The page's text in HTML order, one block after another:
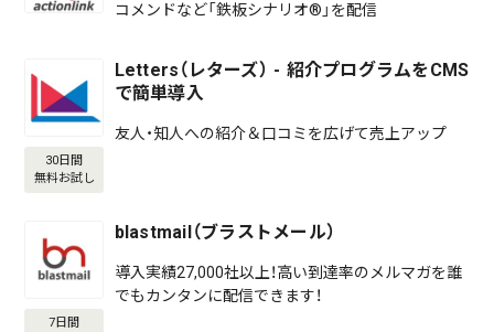
コメンドなど「鉄板シナリオ®」を配信
30日間
無料お試し
Letters（レターズ） - 紹介プログラムをCMS
で簡単導入
友人・知人への紹介＆口コミを広げて売上アップ
7日間
blastmail（ブラストメール）
導入実績27,000社以上！高い到達率のメルマガを誰
でもカンタンに配信できます！